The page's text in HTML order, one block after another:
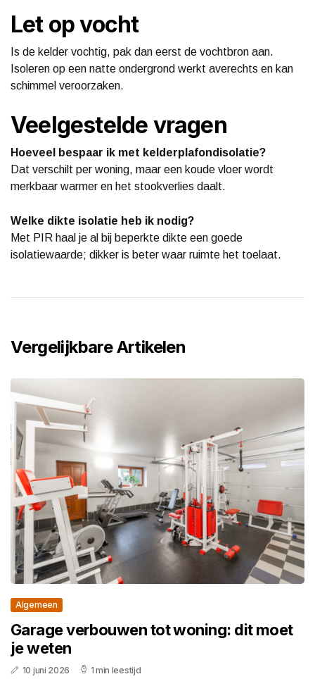
Let op vocht
Is de kelder vochtig, pak dan eerst de vochtbron aan.
Isoleren op een natte ondergrond werkt averechts en kan
schimmel veroorzaken.
Veelgestelde vragen
Hoeveel bespaar ik met kelderplafondisolatie?
Dat verschilt per woning, maar een koude vloer wordt
merkbaar warmer en het stookverlies daalt.
Welke dikte isolatie heb ik nodig?
Met PIR haal je al bij beperkte dikte een goede
isolatiewaarde; dikker is beter waar ruimte het toelaat.
Vergelijkbare Artikelen
Algemeen
Garage verbouwen tot woning: dit moet
je weten
10 juni 2026 1 min leestijd